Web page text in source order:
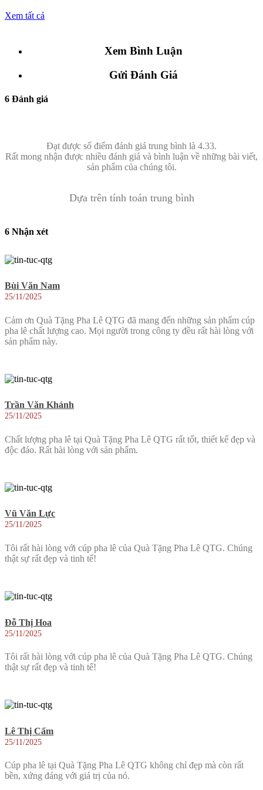
Xem tất cả
Xem Bình Luận
Gửi Đánh Giá
6 Đánh giá
Đạt được số điểm đánh giá trung bình là 4.33.
Rất mong nhận được nhiều đánh giá và bình luận về những bài viết,
sản phẩm của chúng tôi.
Dựa trên tính toán trung bình
6 Nhận xét
Bùi Văn Nam
25/11/2025
Cảm ơn Quà Tặng Pha Lê QTG đã mang đến những sản phẩm cúp
pha lê chất lượng cao. Mọi người trong công ty đều rất hài lòng với
sản phẩm này.
Trần Văn Khánh
25/11/2025
Chất lượng pha lê tại Quà Tặng Pha Lê QTG rất tốt, thiết kế đẹp và
độc đáo. Rất hài lòng với sản phẩm.
Vũ Văn Lực
25/11/2025
Tôi rất hài lòng với cúp pha lê của Quà Tặng Pha Lê QTG. Chúng
thật sự rất đẹp và tinh tế!
Đỗ Thị Hoa
25/11/2025
Tôi rất hài lòng với cúp pha lê của Quà Tặng Pha Lê QTG. Chúng
thật sự rất đẹp và tinh tế!
Lê Thị Cẩm
25/11/2025
Cúp pha lê tại Quà Tặng Pha Lê QTG không chỉ đẹp mà còn rất
bền, xứng đáng với giá trị của nó.